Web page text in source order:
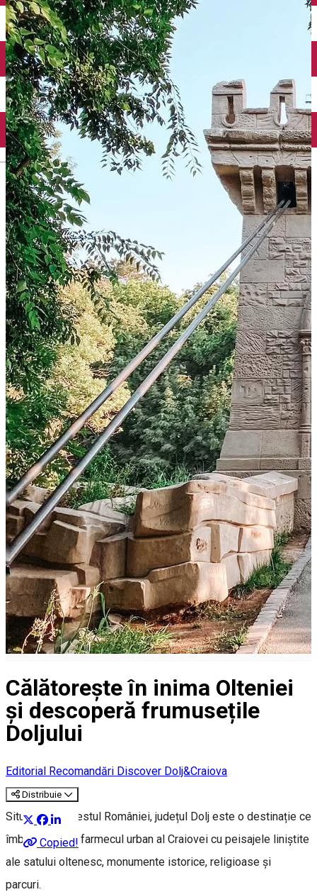
English
Închirieri auto
Închirieri biciclete
Taxi
Încărcare vehicule electrice
Călătorește în inima Olteniei
și descoperă frumusețile
Doljului
Editorial Recomandări Discover Dolj&Craiova
Distribuie
Copied!
Situat în sud-vestul României, județul Dolj este o destinație ce
îmbină perfect farmecul urban al Craiovei cu peisajele liniștite
ale satului oltenesc, monumente istorice, religioase și
parcuri.